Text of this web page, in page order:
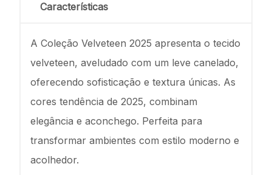
Características
A Coleção Velveteen 2025 apresenta o tecido
velveteen, aveludado com um leve canelado,
oferecendo sofisticação e textura únicas. As
cores tendência de 2025, combinam
elegância e aconchego. Perfeita para
transformar ambientes com estilo moderno e
acolhedor.